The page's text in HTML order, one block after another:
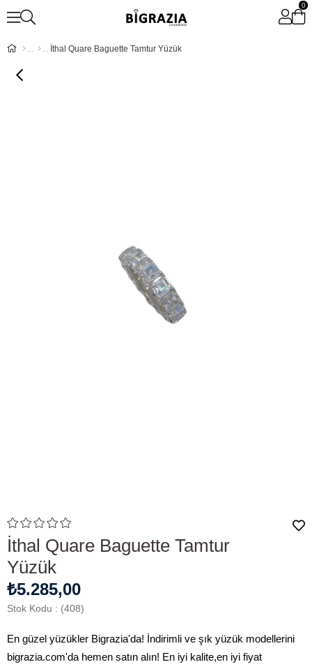
0
İthal Quare Baguette Tamtur Yüzük
İthal Quare Baguette Tamtur
Yüzük
₺5.285,00
Stok Kodu (408)
En güzel yüzükler Bigrazia'da! İndirimli ve şık yüzük modellerini
bigrazia.com'da hemen satın alın! En iyi kalite,en iyi fiyat